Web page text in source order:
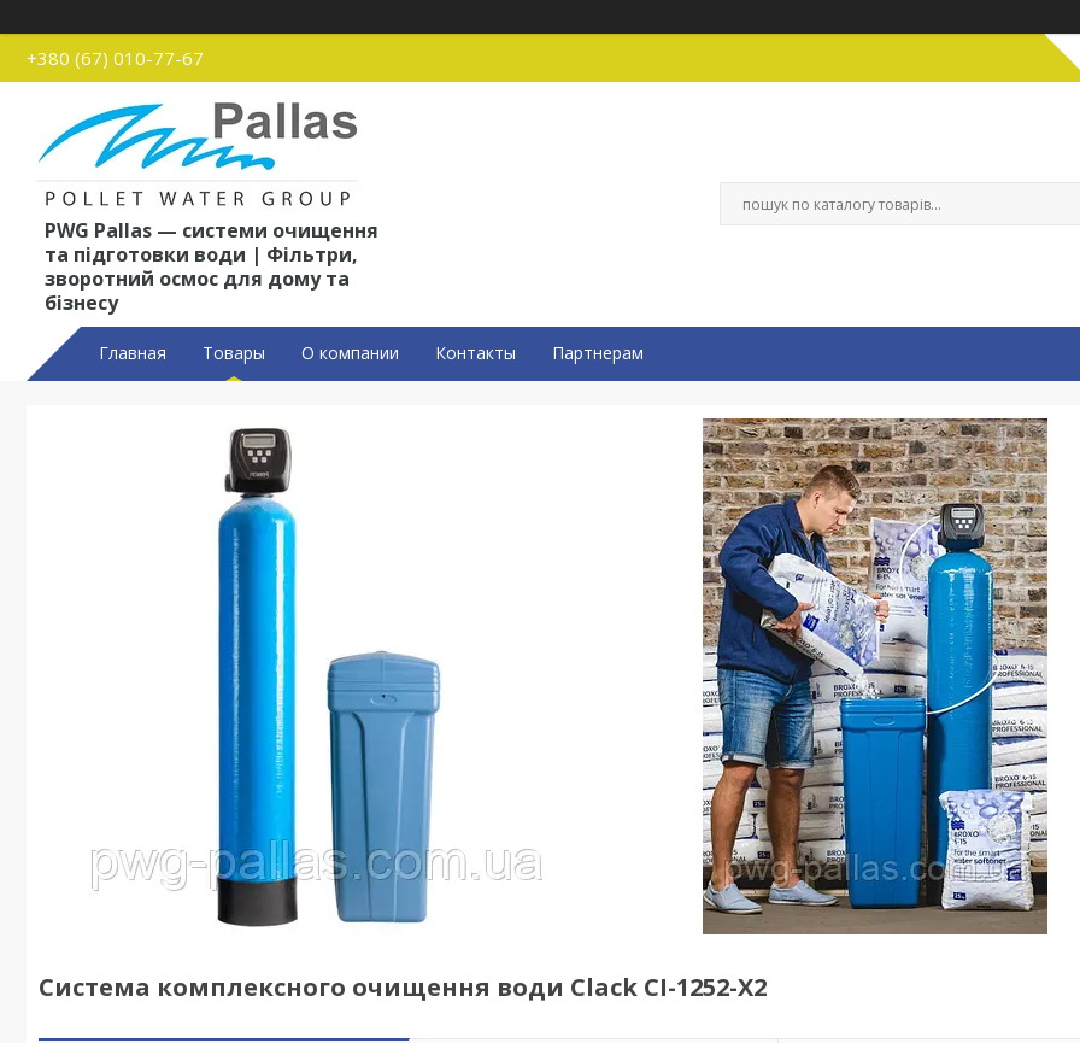
+380 (67) 010-77-67
PWG Pallas — системи очищення
та підготовки води | Фільтри,
зворотний осмос для дому та
бізнесу
Главная Товары О компании Контакты Партнерам
Система комплексного очищення води Clack CI-1252-X2